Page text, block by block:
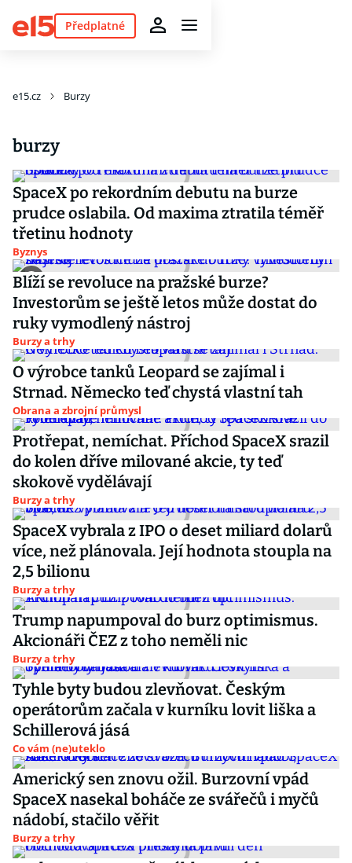
Předplatné
e15.cz Burzy
burzy
SpaceX po rekordním debutu na burze
prudce oslabila. Od maxima ztratila téměř
třetinu hodnoty
Byznys
Blíží se revoluce na pražské burze?
Investorům se ještě letos může dostat do
ruky vymodlený nástroj
Burzy a trhy
O výrobce tanků Leopard se zajímal i
Strnad. Německo teď chystá vlastní tah
Obrana a zbrojní průmysl
Protřepat, nemíchat. Příchod SpaceX srazil
do kolen dříve milované akcie, ty teď
skokově vydělávají
Burzy a trhy
SpaceX vybrala z IPO o deset miliard dolarů
více, než plánovala. Její hodnota stoupla na
2,5 bilionu
Burzy a trhy
Trump napumpoval do burz optimismus.
Akcionáři ČEZ z toho neměli nic
Burzy a trhy
Tyhle byty budou zlevňovat. Českým
operátorům začala v kurníku lovit liška a
Schillerová jásá
Co vám (ne)uteklo
Americký sen znovu ožil. Burzovní vpád
SpaceX nasekal boháče ze svářečů i myčů
nádobí, stačilo věřit
Burzy a trhy